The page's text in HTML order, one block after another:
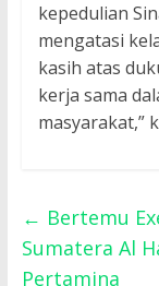
kepedulian
mengatasi
kasih atas
kerja sama
masyarakat,”
← Bertemu
Sumatera Al
Pertamina